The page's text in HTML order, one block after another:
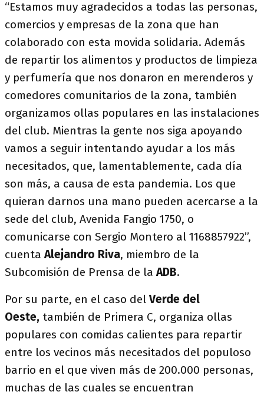
“Estamos muy agradecidos a todas las personas,
comercios y empresas de la zona que han
colaborado con esta movida solidaria. Además
de repartir los alimentos y productos de limpieza
y perfumería que nos donaron en merenderos y
comedores comunitarios de la zona, también
organizamos ollas populares en las instalaciones
del club. Mientras la gente nos siga apoyando
vamos a seguir intentando ayudar a los más
necesitados, que, lamentablemente, cada día
son más, a causa de esta pandemia. Los que
quieran darnos una mano pueden acercarse a la
sede del club, Avenida Fangio 1750, o
comunicarse con Sergio Montero al 1168857922”,
cuentaAlejandro Riva, miembro de la
Subcomisión de Prensa de laADB.
Por su parte, en el caso delVerde del
Oeste, también de Primera C, organiza ollas
populares con comidas calientes para repartir
entre los vecinos más necesitados del populoso
barrio en el que viven más de 200.000 personas,
muchas de las cuales se encuentran